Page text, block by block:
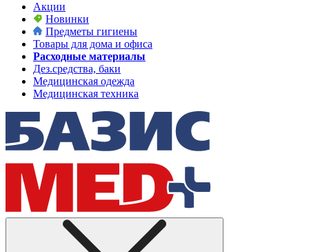
Акции
Новинки
Предметы гигиены
Товары для дома и офиса
Расходные материалы
Дез.средства, баки
Медицинская одежда
Медицинская техника